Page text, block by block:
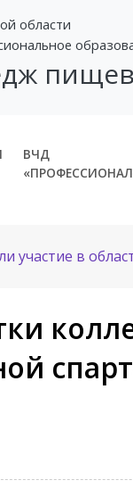
области
ВЧД
участие в